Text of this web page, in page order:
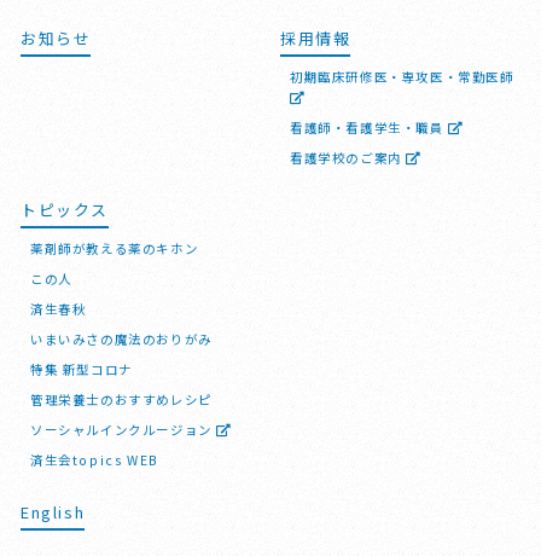
お知らせ 採用情報
初期臨床研修医・専攻医・常勤医師
看護師・看護学生・職員
看護学校のご案内
トピックス
薬剤師が教える薬のキホン
この人
済生春秋
いまいみさの魔法のおりがみ
特集 新型コロナ
管理栄養士のおすすめレシピ
ソーシャルインクルージョン
済生会topics WEB
English